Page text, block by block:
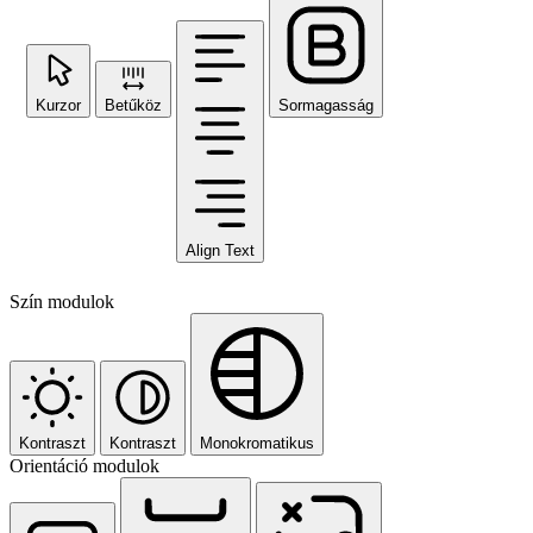
Kurzor Betűköz
Align Text
Sormagasság
Szín modulok
Kontraszt Kontraszt Monokromatikus
Orientáció modulok